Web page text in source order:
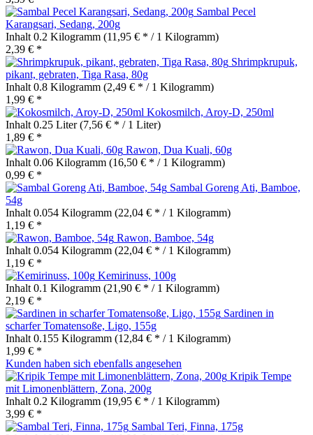
Sambal Pecel
Karangsari, Sedang, 200g
Inhalt 0.2 Kilogramm (11,95 € * / 1 Kilogramm)
2,39 € *
Shrimpkrupuk,
pikant, gebraten, Tiga Rasa, 80g
Inhalt 0.8 Kilogramm (2,49 € * / 1 Kilogramm)
1,99 € *
Kokosmilch, Aroy-D, 250ml
Inhalt 0.25 Liter(7,56 € * / 1 Liter)
1,89 € *
Rawon, Dua Kuali, 60g
Inhalt 0.06 Kilogramm (16,50 € * / 1 Kilogramm)
0,99 € *
Sambal Goreng Ati, Bamboe,
54g
Inhalt 0.054 Kilogramm (22,04 € * / 1 Kilogramm)
1,19 € *
Rawon, Bamboe, 54g
Inhalt 0.054 Kilogramm (22,04 € * / 1 Kilogramm)
1,19 € *
Kemirinuss, 100g
Inhalt 0.1 Kilogramm (21,90 € * / 1 Kilogramm)
2,19 € *
Sardinen in
scharfer Tomatensoße, Ligo, 155g
Inhalt 0.155 Kilogramm (12,84 € * / 1 Kilogramm)
1,99 € *
Kunden haben sich ebenfalls angesehen
Kripik Tempe
mit Limonenblättern, Zona, 200g
Inhalt 0.2 Kilogramm (19,95 € * / 1 Kilogramm)
3,99 € *
Sambal Teri, Finna, 175g